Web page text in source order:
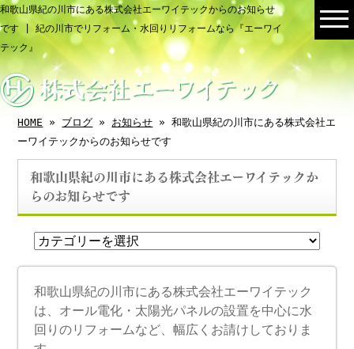
和歌山県紀の川市にある株式会社エーワイテックからのお知らせ
です | 紀の川市でリフォーム・水回りリフォームなら『エーワイ
テック』
HOME » ブログ » お知らせ » 和歌山県紀の川市にある株式会社エ
ーワイテックからのお知らせです
和歌山県紀の川市にある株式会社エーワイテックか
らのお知らせです
和歌山県紀の川市にある株式会社エーワイテック
は、オール電化・太陽光パネルの設置を中心に水
回りのリフォームなど、幅広くお請けしておりま